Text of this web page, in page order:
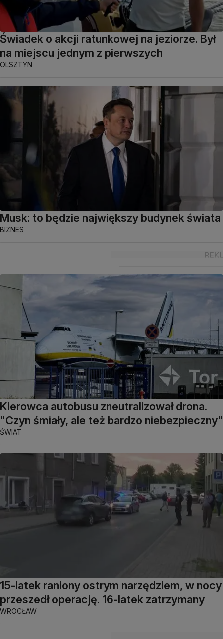
Świadek o akcji ratunkowej na jeziorze. Był
na miejscu jednym z pierwszych
OLSZTYN
Musk: to będzie największy budynek świata
BIZNES
Kierowca autobusu zneutralizował drona.
"Czyn śmiały, ale też bardzo niebezpieczny"
ŚWIAT
15-latek raniony ostrym narzędziem, w nocy
przeszedł operację. 16-latek zatrzymany
WROCŁAW